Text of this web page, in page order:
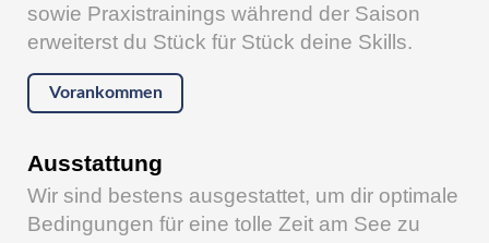
sowie Praxistrainings während der Saison
erweiterst du Stück für Stück deine Skills.
Vorankommen
Ausstattung
Wir sind bestens ausgestattet, um dir optimale
Bedingungen für eine tolle Zeit am See zu